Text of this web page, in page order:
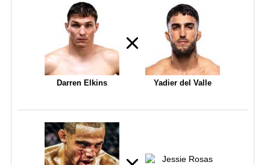
Darren Elkins Yadier del Valle